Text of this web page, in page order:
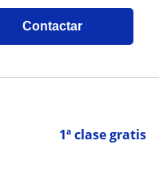
Contactar
1ª clase gratis